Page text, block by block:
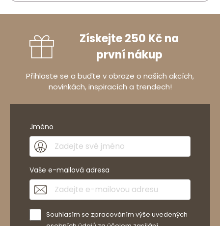
Získejte 250 Kč na
první nákup
Přihlaste se a buďte v obraze o našich akcích,
novinkách, inspiracích a trendech!
Jméno
Vaše e-mailová adresa
Souhlasím se zpracováním výše uvedených